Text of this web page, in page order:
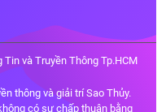
và Truyền Thông Tp.HCM
thông và giải trí Sao Thủy.
có sự chấp thuận bằng